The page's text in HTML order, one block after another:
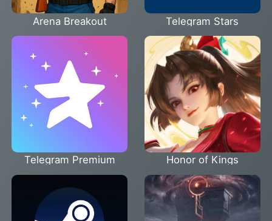
Arena Breakout Telegram Stars
Telegram Premium Honor of Kings